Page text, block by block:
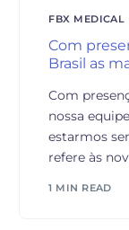
FBX MEDICAL
Com
Brasil as
Com
nossa
estarmos
refere às
1 MIN READ